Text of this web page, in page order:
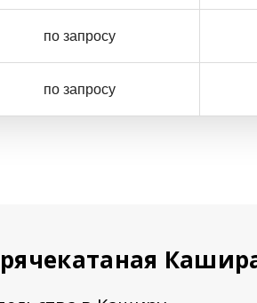
по запросу
по запросу